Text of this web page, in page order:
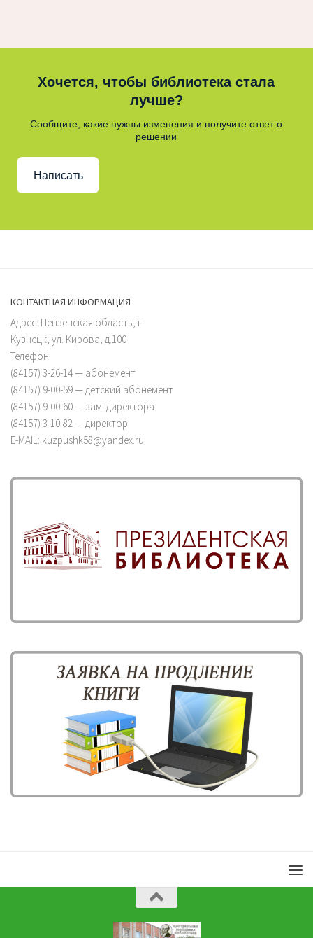
Хочется, чтобы библиотека стала
лучше?
Сообщите, какие нужны изменения и получите ответ о
решении
Написать
КОНТАКТНАЯ ИНФОРМАЦИЯ
Адрес: Пензенская область, г.
Кузнецк, ул. Кирова, д.100
Телефон:
(84157) 3-26-14 — абонемент
(84157) 9-00-59 — детский абонемент
(84157) 9-00-60 — зам. директора
(84157) 3-10-82 — директор
E-MAIL: kuzpushk58@yandex.ru